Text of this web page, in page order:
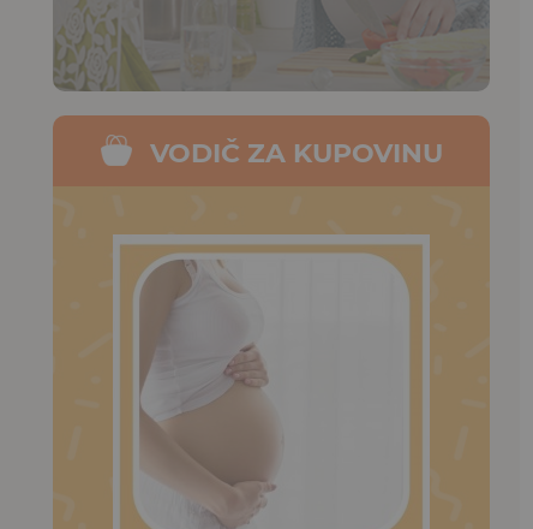
VODIČ ZA KUPOVINU